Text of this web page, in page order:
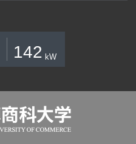
142 kW